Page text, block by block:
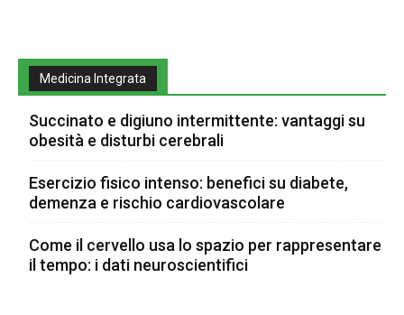
Medicina Integrata
Succinato e digiuno intermittente: vantaggi su
obesità e disturbi cerebrali
Esercizio fisico intenso: benefici su diabete,
demenza e rischio cardiovascolare
Come il cervello usa lo spazio per rappresentare
il tempo: i dati neuroscientifici